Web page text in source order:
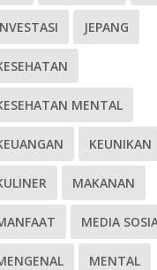
JEPANG
MENTAL
KEUNIKAN
MAKANAN
MEDIA
MENTAL